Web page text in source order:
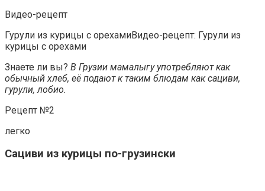
Видео-рецепт
Гурули из курицы с орехамиВидео-рецепт: Гурули из
курицы с орехами
Знаете ли вы? В Грузии мамалыгу употребляют как
обычный хлеб, её подают к таким блюдам как сациви,
гурули, лобио.
Рецепт №2
легко
Сациви из курицы по-грузински